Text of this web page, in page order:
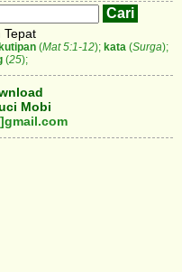
Tepat
(Mat 5:1-12); kata (Surga);
(25);
Mobi